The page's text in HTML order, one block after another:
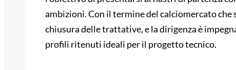
ambizioni. Con il termine del calciomercato che
chiusura delle trattative, e la dirigenza è
profili ritenuti ideali per il progetto tecnico.